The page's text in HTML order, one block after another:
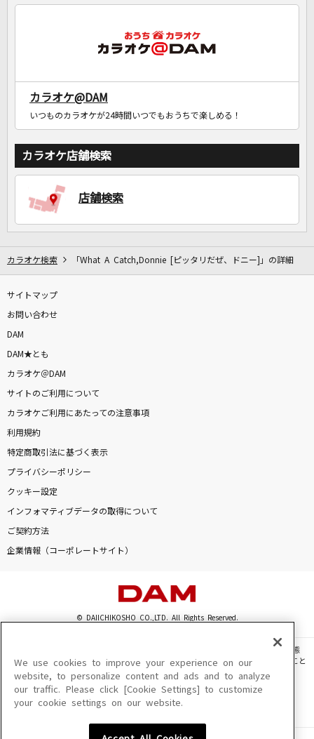
カラオケ@DAM
いつものカラオケが24時間いつでもおうちで楽しめる！
カラオケ店舗検索
店舗検索
カラオケ検索 「What A Catch,Donnie [ピッタリだぜ、ドニー]」の詳細
サイトマップ
お問い合わせ
DAM
DAM★とも
カラオケ＠DAM
サイトのご利用について
カラオケご利用にあたっての注意事項
利用規約
特定商取引法に基づく表示
プライバシーポリシー
クッキー設定
インフォマティブデータの取得について
ご契約方法
企業情報（コーポレートサイト）
© DAIICHIKOSHO CO.,LTD. All Rights Reserved.
このサイトに掲載されている一切の文章・画像・写真・動画・音声等を、手段や形態
を問わず、著作権法の定める範囲を超えて無断で複製、転載、ファイル化などすること
を禁じます。
楽曲及びコンテンツは、機種によりご利用いただけない場合があります。
楽曲及びコンテンツの配信日、配信内容が変更になる場合があります。
We use cookies to improve your experience on our
website, to personalize content and ads and to analyze
our traffic. Please click [Cookie Settings] to customize
your cookie settings on our website.